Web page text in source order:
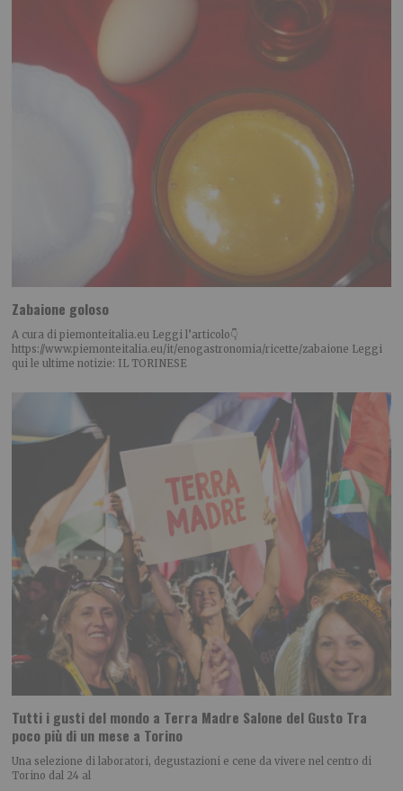
Zabaione goloso
A cura di piemonteitalia.eu Leggi l’articolo👇
https://www.piemonteitalia.eu/it/enogastronomia/ricette/zabaione Leggi
qui le ultime notizie: IL TORINESE
Tutti i gusti del mondo a Terra Madre Salone del Gusto Tra
poco più di un mese a Torino
Una selezione di laboratori, degustazioni e cene da vivere nel centro di
Torino dal 24 al